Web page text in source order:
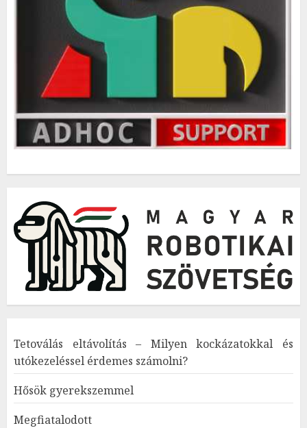
Tetoválás eltávolítás – Milyen kockázatokkal és
utókezeléssel érdemes számolni?
Hősök gyerekszemmel
Megfiatalodott